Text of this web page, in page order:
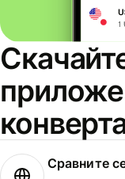
Сравните